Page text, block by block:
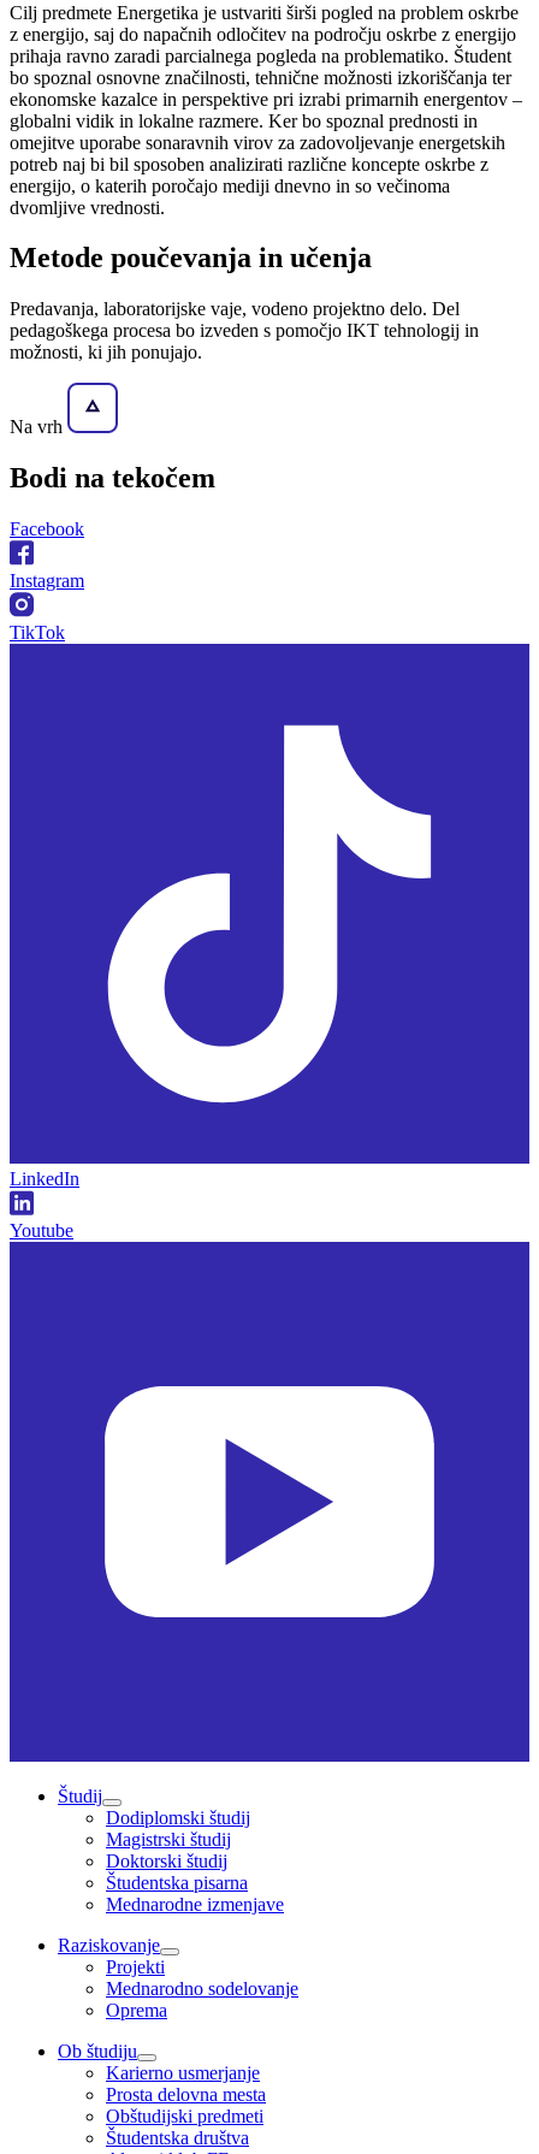
Cilj predmete Energetika je ustvariti širši pogled na problem oskrbe
z energijo, saj do napačnih odločitev na področju oskrbe z energijo
prihaja ravno zaradi parcialnega pogleda na problematiko. Študent
bo spoznal osnovne značilnosti, tehnične možnosti izkoriščanja ter
ekonomske kazalce in perspektive pri izrabi primarnih energentov –
globalni vidik in lokalne razmere. Ker bo spoznal prednosti in
omejitve uporabe sonaravnih virov za zadovoljevanje energetskih
potreb naj bi bil sposoben analizirati različne koncepte oskrbe z
energijo, o katerih poročajo mediji dnevno in so večinoma
dvomljive vrednosti.
Metode poučevanja in učenja
Predavanja, laboratorijske vaje, vodeno projektno delo. Del
pedagoškega procesa bo izveden s pomočjo IKT tehnologij in
možnosti, ki jih ponujajo.
Na vrh
Bodi na tekočem
Facebook
Instagram
TikTok
LinkedIn
Youtube
Študij
Dodiplomski študij
Magistrski študij
Doktorski študij
Študentska pisarna
Mednarodne izmenjave
Raziskovanje
Projekti
Mednarodno sodelovanje
Oprema
Ob študiju
Karierno usmerjanje
Prosta delovna mesta
Obštudijski predmeti
Študentska društva